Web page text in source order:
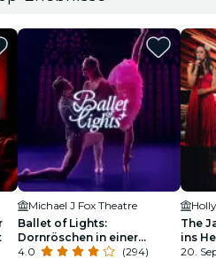
Michael J Fox Theatre
Ballet of Lights:
Dornröschen in einer
funkelnden Show
4.0
(294)
The
ins
20.